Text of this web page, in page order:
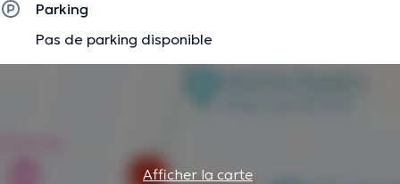
Parking
Pas de parking disponible
Afficher la carte